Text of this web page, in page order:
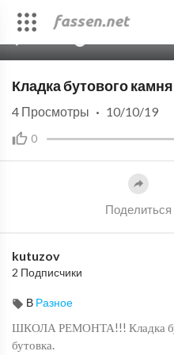
Кладка бутового
0
4 Просмотры · 10/10/19
Поделиться
kutuzov
2 Подписчики
В Разное
ШКОЛА РЕМОНТА!!! Кладка
бутовка.